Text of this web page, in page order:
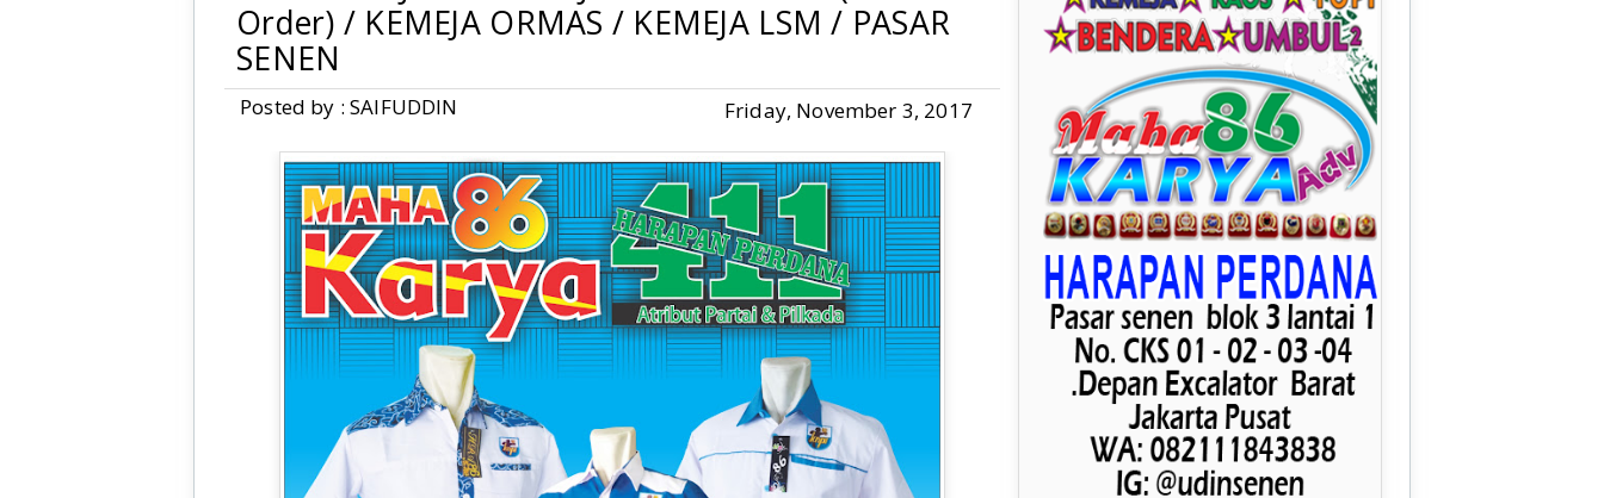
Order) / KEMEJA ORMAS / KEMEJA LSM / PASAR
SENEN
Posted by : SAIFUDDIN Friday, November 3, 2017